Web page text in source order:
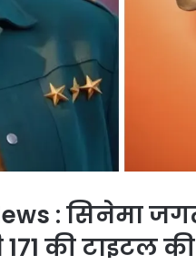
: सिनेमा
की टाइटल